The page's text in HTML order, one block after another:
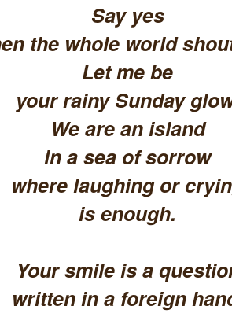
Say yes
the whole world
Let me be
your rainy Sunday
We are an island
in a sea of sorrow
where laughing or
is enough.
Your smile is a
written in a foreign